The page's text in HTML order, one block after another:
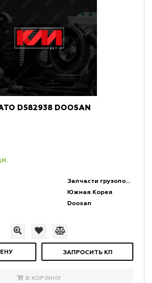
D582938 DOOSAN
Запчасти грузоподъемной мачты и каретки
Южная Корея
Doosan
ЗАПРОСИТЬ КП
В КОРЗИНУ